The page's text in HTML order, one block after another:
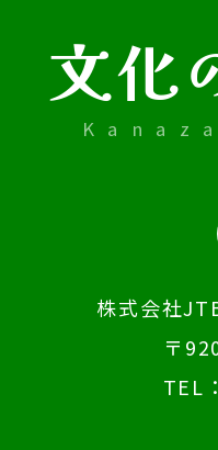
文化
株式会社
〒
TEL：